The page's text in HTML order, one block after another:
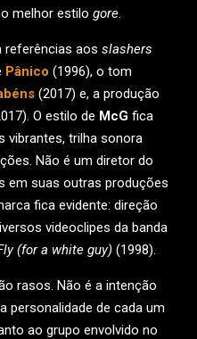
melhor estilo gore.
referências aos slashers
Pânico (1996), o tom
(2017) e, a produção
O estilo de McG fica
vibrantes, trilha sonora
Não é um diretor do
em suas outras produções
fica evidente: direção
videoclipes da banda
(for a white guy) (1998).
rasos. Não é a intenção
personalidade de cada um
ao grupo envolvido no